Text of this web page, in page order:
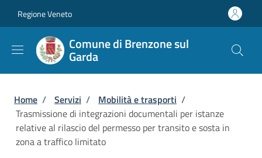
Regione Veneto
Comune di Brenzone sul
Garda
Briciole di pane
Home / Servizi / Mobilità e trasporti /
Trasmissione di integrazioni documentali per istanze
relative al rilascio del permesso per transito e sosta in
zona a traffico limitato